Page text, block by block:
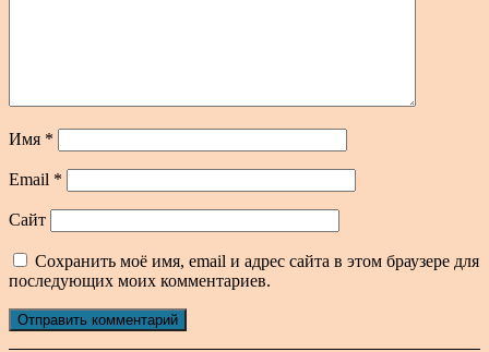
Имя *
Email *
Сайт
Сохранить моё имя, email и адрес сайта в этом браузере для
последующих моих комментариев.